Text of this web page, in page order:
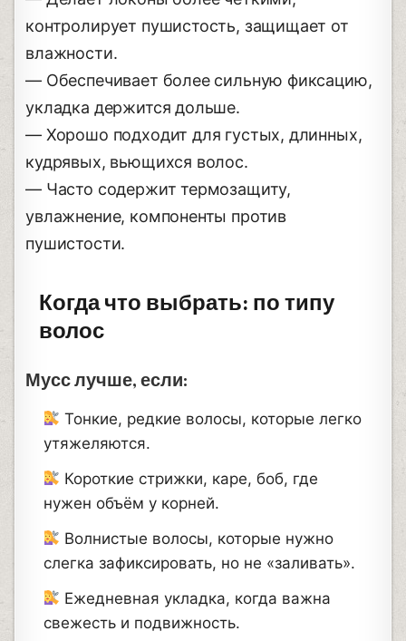
контролирует пушистость, защищает от
влажности.
— Обеспечивает более сильную фиксацию,
укладка держится дольше.
— Хорошо подходит для густых, длинных,
кудрявых, вьющихся волос.
— Часто содержит термозащиту,
увлажнение, компоненты против
пушистости.
Когда что выбрать: по типу
волос
Мусс лучше, если:
Тонкие, редкие волосы, которые легко
утяжеляются.
Короткие стрижки, каре, боб, где
нужен объём у корней.
Волнистые волосы, которые нужно
слегка зафиксировать, но не «заливать».
Ежедневная укладка, когда важна
свежесть и подвижность.